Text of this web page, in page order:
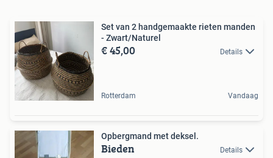
Set van 2 handgemaakte rieten manden
- Zwart/Naturel
€ 45,00 Details
Rotterdam Vandaag
Opbergmand met deksel.
Bieden Details